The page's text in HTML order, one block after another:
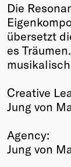
Die
übersetzt
es
Creative
Jung von
Agency:
Jung von